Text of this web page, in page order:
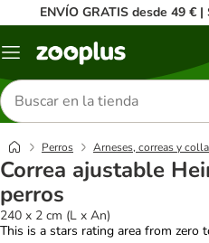
ENVÍO GRATIS desde 49 €
Menú
Buscar
productos
Perros Arneses, correas y
Correa ajustable
perros
240 x 2 cm (L x An)
This is a stars rating area from zero